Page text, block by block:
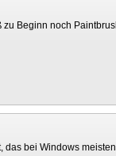
zu Beginn noch
das bei Windows